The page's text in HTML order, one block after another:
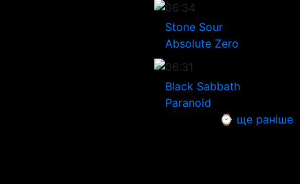
06:34
Stone Sour
Absolute Zero
06:31
Black Sabbath
Paranoid
⌚ ще раніше